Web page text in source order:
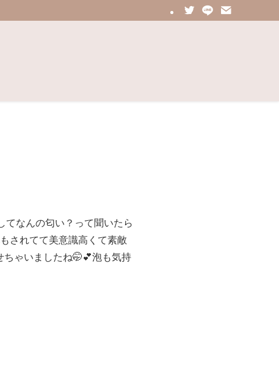
てなんの匂い？って聞いたら
されてて美意識高くて素敵
ゃいましたね🤭💕泡も気持